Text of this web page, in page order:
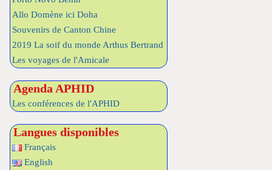
Allo Domène ici Doha
Souvenirs de Canton Chine
2019 La soif du monde Arthus Bertrand
Les voyages de l'Amicale
Agenda APHID
Les conférences de l'APHID
Langues disponibles
Français
English